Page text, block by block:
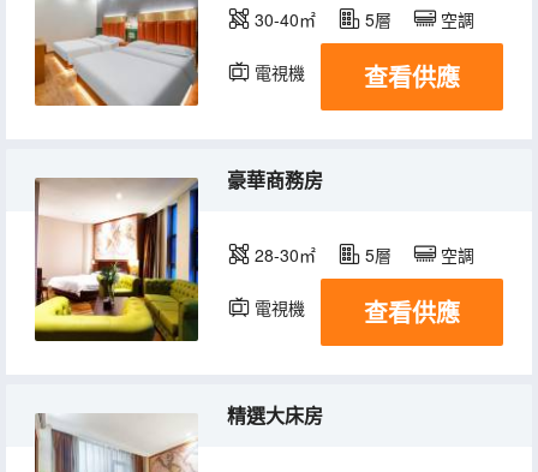
30-40㎡ 5層 空調
電視機 查看供應
豪華商務房
28-30㎡ 5層 空調
電視機 查看供應
精選大床房